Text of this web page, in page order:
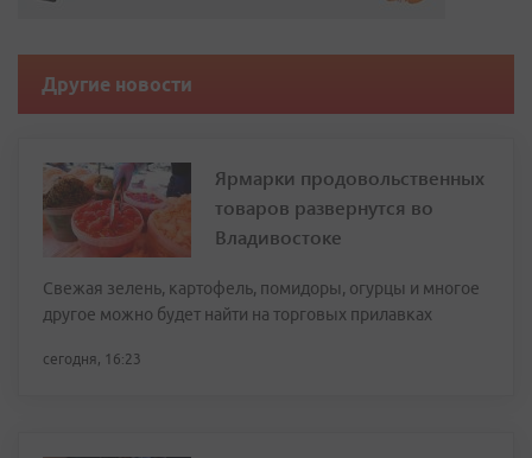
Другие новости
Ярмарки продовольственных
товаров развернутся во
Владивостоке
Свежая зелень, картофель, помидоры, огурцы и многое
другое можно будет найти на торговых прилавках
сегодня, 16:23